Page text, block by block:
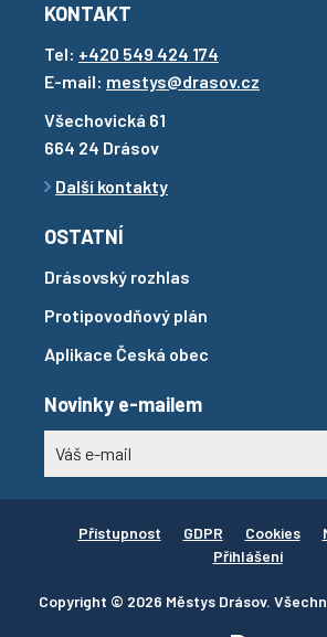
KONTAKT
Tel: +420 549 424 174
E-mail: mestys@drasov.cz
Všechovická 61
664 24 Drásov
Další kontakty
OSTATNÍ
Drásovský rozhlas
Protipovodňový plán
Aplikace Česká obec
Novinky e-mailem
Copyright © 2026 Městys Drásov.
Přístupnost GDPR Cookies
Přihlášení